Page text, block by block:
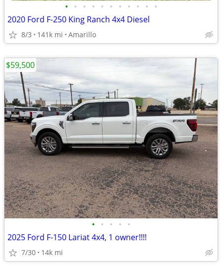
• • • • • • • • • • •
2020 Ford F-250 King Ranch 4x4 Diesel
8/3 141k mi Amarillo
• • • • •
2025 Ford F-150 Lariat 4x4, 1 owner!!!!
7/30 14k mi
$59,500